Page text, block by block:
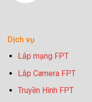
Dịch vụ
Lắp mạng FPT
Lắp Camera FPT
Truyền Hình FPT